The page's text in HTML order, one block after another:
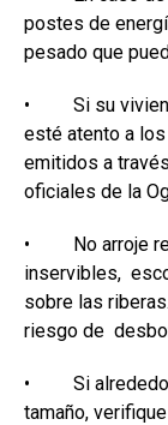
postes de
pesado que
• Si su
esté atento a
emitidos a
oficiales de la
• No arroje
inservibles,
sobre las
riesgo de
• Si alrededor
tamaño,